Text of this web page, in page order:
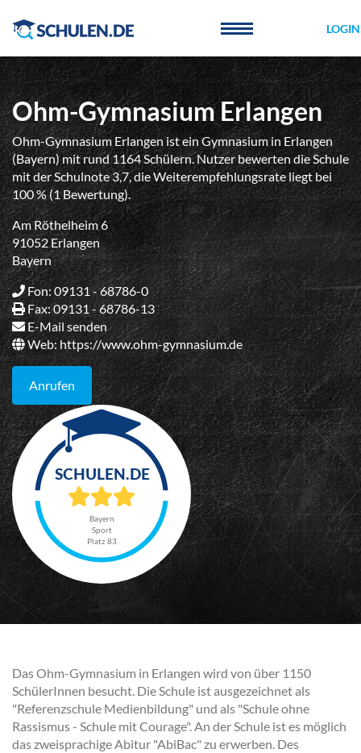
LOGIN
Ohm-Gymnasium Erlangen
Ohm-Gymnasium Erlangen ist ein Gymnasium in Erlangen
(Bayern) mit rund 1164 Schülern. Nutzer bewerten die Schule
mit der Schulnote 3,7, die Weiterempfehlungsrate liegt bei
100 % (1 Bewertung).
Am Röthelheim 6
91052 Erlangen
Bayern
Fon: 09131 - 68786-0
Fax: 09131 - 68786-13
E-Mail senden
Web: https://www.ohm-gymnasium.de
Anrufen
Bayern
Sport
Platz 83
Das Ohm-Gymnasium in Erlangen wird von über 1150
SchülerInnen besucht. Die Schule ist ausgezeichnet als
"Referenzschule Medienbildung" und als "Schule ohne
Rassismus - Schule mit Courage". An der Schule ist es möglich
das zweisprachige Abitur "AbiBac" zu erwerben. Des